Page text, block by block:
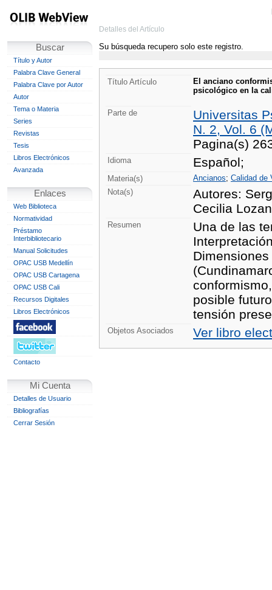
Buscar
Título y Autor
Palabra Clave General
Palabra Clave por Autor
Autor
Tema o Materia
Series
Revistas
Tesis
Libros Electrónicos
Avanzada
Enlaces
Web Biblioteca
Normatividad
Préstamo
Interbibliotecario
Manual Solicitudes
OPAC USB Medellín
OPAC USB Cartagena
OPAC USB Cali
Recursos Digitales
Libros Electrónicos
Contacto
Mi Cuenta
Detalles de Usuario
Bibliografías
Cerrar Sesión
Detalles del Artículo
Su búsqueda recupero solo este registro.
Título Artículo
El anciano
psicológico en la
Parte de
Universitas
N. 2, Vol. 6
Pagina(s)
Idioma Español;
Materia(s) Ancianos; Calidad de
Nota(s)
Autores:
Cecilia
Resumen
Una de las
posible
tensión
Objetos Asociados Ver libro